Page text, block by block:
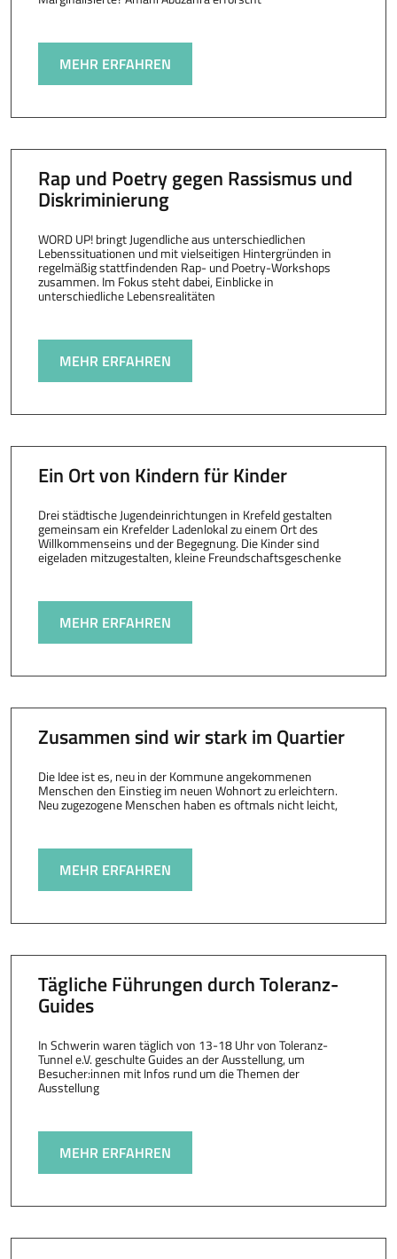
MEHR ERFAHREN
Rap und Poetry gegen Rassismus und
Diskriminierung
WORD UP! bringt Jugendliche aus unterschiedlichen
Lebenssituationen und mit vielseitigen Hintergründen in
regelmäßig stattfindenden Rap- und Poetry-Workshops
zusammen. Im Fokus steht dabei, Einblicke in
unterschiedliche Lebensrealitäten
MEHR ERFAHREN
Ein Ort von Kindern für Kinder
Drei städtische Jugendeinrichtungen in Krefeld gestalten
gemeinsam ein Krefelder Ladenlokal zu einem Ort des
Willkommenseins und der Begegnung. Die Kinder sind
eigeladen mitzugestalten, kleine Freundschaftsgeschenke
MEHR ERFAHREN
Zusammen sind wir stark im Quartier
Die Idee ist es, neu in der Kommune angekommenen
Menschen den Einstieg im neuen Wohnort zu erleichtern.
Neu zugezogene Menschen haben es oftmals nicht leicht,
MEHR ERFAHREN
Tägliche Führungen durch Toleranz-
Guides
In Schwerin waren täglich von 13-18 Uhr von Toleranz-
Tunnel e.V. geschulte Guides an der Ausstellung, um
Besucher:innen mit Infos rund um die Themen der
Ausstellung
MEHR ERFAHREN